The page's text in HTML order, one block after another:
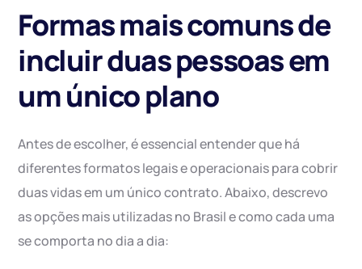
Formas mais comuns de
incluir duas pessoas em
um único plano
Antes de escolher, é essencial entender que há
diferentes formatos legais e operacionais para cobrir
duas vidas em um único contrato. Abaixo, descrevo
as opções mais utilizadas no Brasil e como cada uma
se comporta no dia a dia: